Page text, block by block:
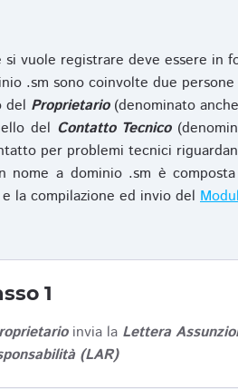
vuole registrare deve essere in
.sm sono coinvolte due
del Proprietario(denominato anche
del Contatto Tecnico
per problemi tecnici
nome a dominio .sm è
la compilazione ed invio del
1
invia la Lettera
(LAR)